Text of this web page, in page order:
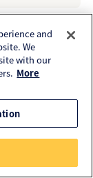
の発行に関
and
We
with our
More